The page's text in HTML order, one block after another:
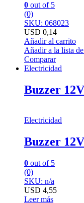
0 out of 5
(0)
SKU: 068023
USD 0,14
Añadir al carrito
Añadir a la lista de
Comparar
Electricidad
Buzzer 12V
Electricidad
Buzzer 12V
0 out of 5
(0)
SKU: n/a
USD 4,55
Leer más